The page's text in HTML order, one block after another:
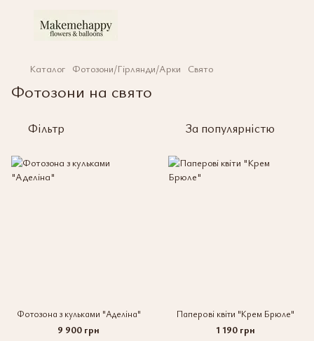
Каталог Фотозони/Гірлянди/Арки Свято
Фотозони на свято
Фільтр За популярністю
Фотозона з кульками "Аделіна"
9 900 грн
Паперові квіти "Крем Брюле"
1 190 грн